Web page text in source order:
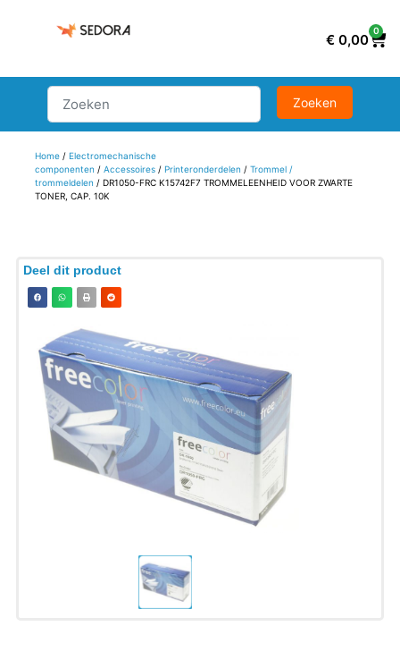
€ 0,00
0
Home/ Electromechanische
componenten / Accessoires/ Printeronderdelen / Trommel /
trommeldelen / DR1050-FRC K15742F7 TROMMELEENHEID VOOR ZWARTE
TONER, CAP. 10K
Deel dit product